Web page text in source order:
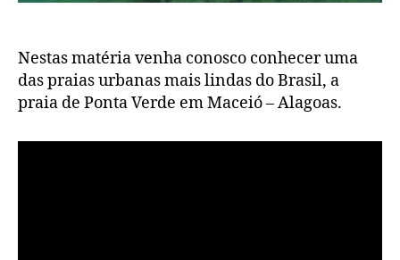
Nestas matéria venha conosco conhecer uma
das praias urbanas mais lindas do Brasil, a
praia de Ponta Verde em Maceió – Alagoas.